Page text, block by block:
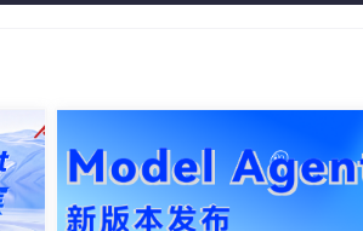
费证书
我迁移”